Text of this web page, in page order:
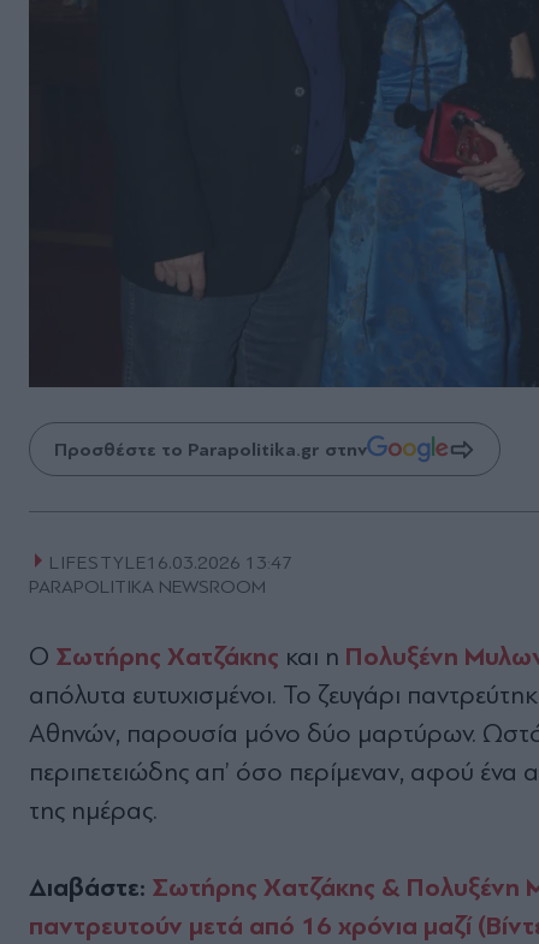
Προσθέστε το Parapolitika.gr στην
LIFESTYLE16.03.2026 13:47
PARAPOLITIKA NEWSROOM
Ο Σωτήρης Χατζάκης και η Πολυξένη
απόλυτα ευτυχισμένοι. Το ζευγάρι
Αθηνών, παρουσία μόνο δύο μαρτύρων.
περιπετειώδης απ’ όσο περίμεναν, αφού ένα
της ημέρας.
Διαβάστε: Σωτήρης Χατζάκης & Πολυξένη
παντρευτούν μετά από 16 χρόνια μαζί